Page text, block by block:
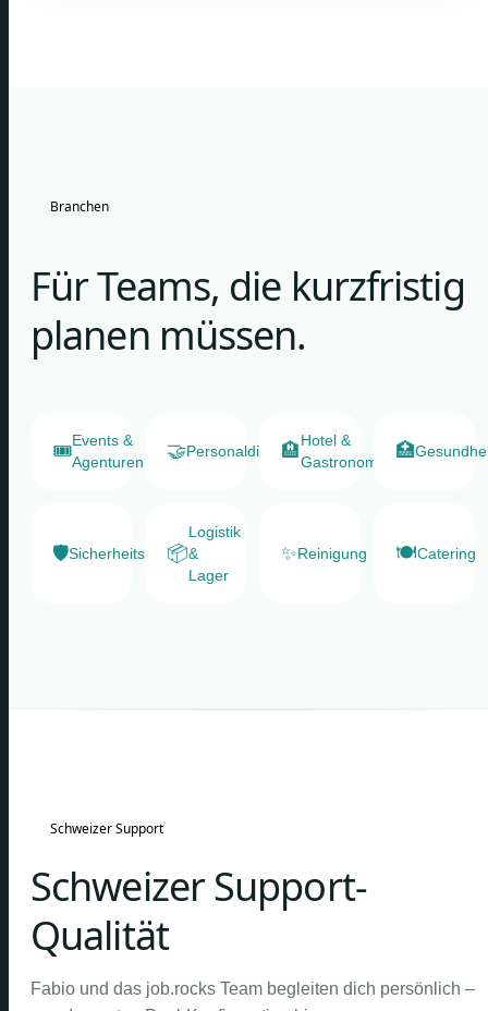
Branchen
Für Teams, die kurzfristig
planen müssen.
🎟️Events &
Agenturen
🤝Personaldienstleister
🏨Hotel &
Gastronomie
🏥
🛡️Sicherheitsdienste
📦
Logistik
&
Lager
✨Reinigung 🍽️Catering
Schweizer Support
Schweizer Support-
Qualität
Fabio und das job.rocks Team begleiten dich persönlich –